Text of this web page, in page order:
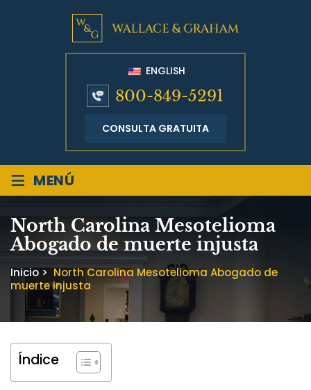
ENGLISH
800-849-5291
CONSULTA GRATUITA
≡ MENÚ
North Carolina Mesotelioma
Abogado de muerte injusta
Inicio > North Carolina Mesotelioma Abogado de
muerte injusta
Índice